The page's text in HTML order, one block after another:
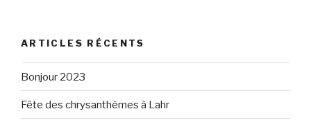
Eléphant-
Gris-
160596147294205
sur
Facebook
elephantgris
sur
Twitter
ARTICLES RÉCENTS
Bonjour 2023
Fête des chrysanthèmes à Lahr